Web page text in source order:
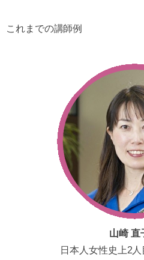
これまでの講師例
山崎 直
日本人女性史上2